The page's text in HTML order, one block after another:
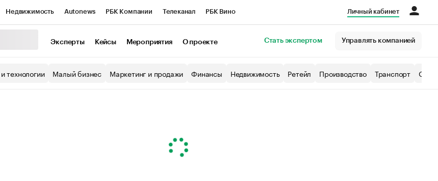
Недвижимость Autonews РБК Компании Телеканал РБК Вино
Экономика Бизнес
Личный кабинет
Эксперты Кейсы Мероприятия О проекте Стать экспертом Управлять компанией
технологии Малый бизнес Маркетинг и продажи Финансы Недвижимость Ретейл Производство Транспорт